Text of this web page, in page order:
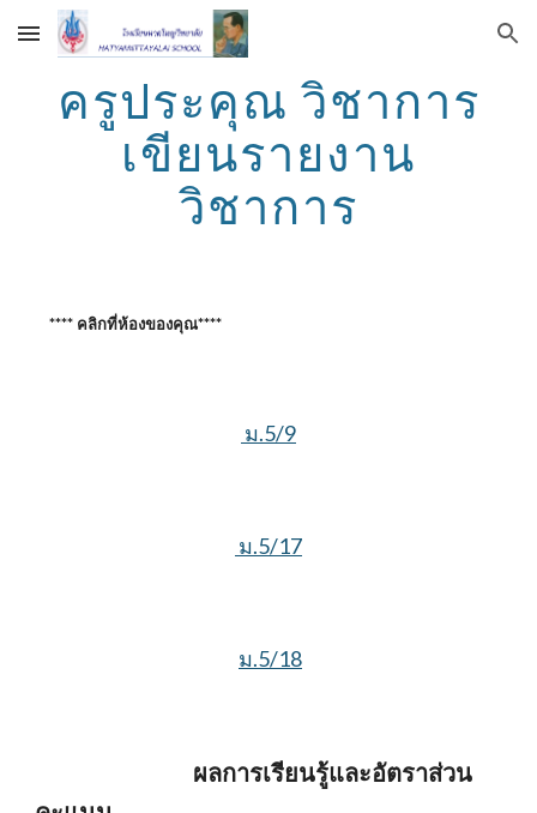
Skip to main content Skip to navigation
ครูประคุณ วิชาการ
เขียนรายงาน
วิชาการ
    **** คลิกที่ห้องของคุณ****
ม.5/9
ม.5/17
ม.5/18